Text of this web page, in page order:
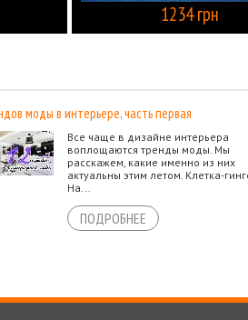
1234 грн
моды в интерьере, часть первая
Все чаще в дизайне интерьера
воплощаются тренды моды. Мы
расскажем, какие именно из них
актуальны этим летом. Клетка-
На...
ПОДРОБНЕЕ